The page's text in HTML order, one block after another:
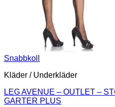
Snabbkoll
Kläder / Underkläder
LEG AVENUE – OUTLET –
GARTER PLUS